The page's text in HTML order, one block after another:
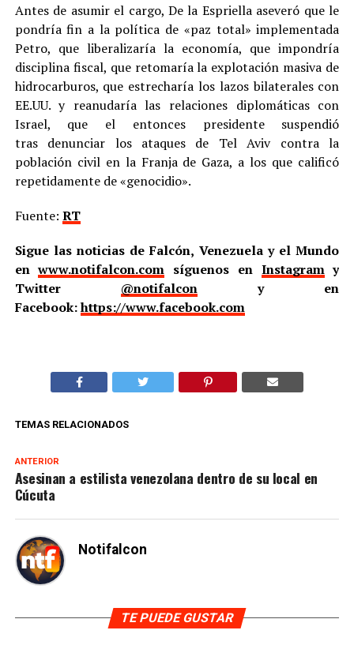
Antes de asumir el cargo, De la Espriella aseveró que le
pondría fin a la política de «paz total» implementada
Petro, que liberalizaría la economía, que impondría
disciplina fiscal, que retomaría la explotación masiva de
hidrocarburos, que estrecharía los lazos bilaterales con
EE.UU. y reanudaría las relaciones diplomáticas con
Israel, que el entonces presidente suspendió
tras denunciar los ataques de Tel Aviv contra la
población civil en la Franja de Gaza, a los que calificó
repetidamente de «genocidio».
Fuente: RT
Sigue las noticias de Falcón, Venezuela y el Mundo
enwww.notifalcon.com síguenos en Instagramy
Twitter @notifalcony en
Facebook:https://www.facebook.com
TEMAS RELACIONADOS
ANTERIOR
Asesinan a estilista venezolana dentro de su local en
Cúcuta
Notifalcon
TE PUEDE GUSTAR